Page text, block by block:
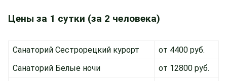
Цены за 1 сутки (за 2 человека)
Санаторий Сестрорецкий курорт
от 4400 руб.
Санаторий Белые ночи
от 12800 руб.